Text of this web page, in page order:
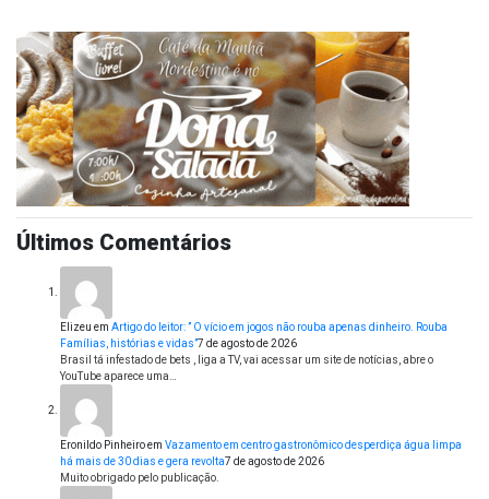
Últimos Comentários
Elizeu em Artigo do leitor: ” O vício em jogos não rouba apenas dinheiro. Rouba
Famílias, histórias e vidas”7 de agosto de 2026
Brasil tá infestado de bets , liga a TV, vai acessar um site de notícias, abre o
YouTube aparece uma…
Eronildo Pinheiroem Vazamento em centro gastronômico desperdiça água limpa
há mais de 30 dias e gera revolta7 de agosto de 2026
Muito obrigado pelo publicação.